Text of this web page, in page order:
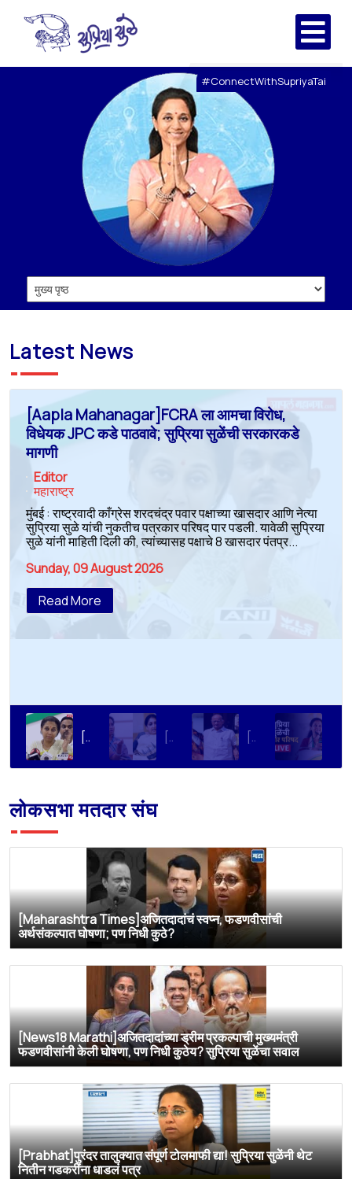
#ConnectWithSupriyaTai
Latest News
[Aapla Mahanagar]FCRA ला आमचा विरोध,
विधेयक JPC कडे पाठवावे; सुप्रिया सुळेंची सरकारकडे
मागणी
Editor
महाराष्ट्र
मुंबई : राष्ट्रवादी काँग्रेस शरदचंद्र पवार पक्षाच्या खासदार आणि नेत्या
सुप्रिया सुळे यांची नुकतीच पत्रकार परिषद पार पडली. यावेळी सुप्रिया
सुळे यांनी माहिती दिली की, त्यांच्यासह पक्षाचे 8 खासदार पंतप्र...
Sunday, 09 August 2026
Read More
[Aapla Mahanagar]FCRA ला आमचा विरोध, विधेयक JPC कडे पाठवावे; सुप्रिया सुळेंची सरकारकडे मागणी [NavaRashtra]काँग्रेसच्या ‘गुंगी गुडिया’ टीकेवर सुप्रिया सुळेंची पहिली प्रतिक्रिया, [Maharashtra Times]शरद पवारांच्या पक्षाचे सर्व 8 खासदार पंतप्रधान मोदींची भेट घेणार, सुप्रिया सुळेंची माहिती
लोकसभा मतदार संघ
[Maharashtra Times]अजितदादांचं स्वप्न, फडणवीसांची
अर्थसंकल्पात घोषणा; पण निधी कुठे?
[News18 Marathi]अजितदादांच्या ड्रीम प्रकल्पाची मुख्यमंत्री
फडणवीसांनी केली घोषणा, पण निधी कुठेय? सुप्रिया सुळेंचा सवाल
[Prabhat]पुरंदर तालुक्यात संपूर्ण टोलमाफी द्या! सुप्रिया सुळेंनी थेट
नितीन गडकरींना धाडलं पत्र